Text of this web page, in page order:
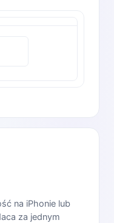
na iPhonie lub
za jednym